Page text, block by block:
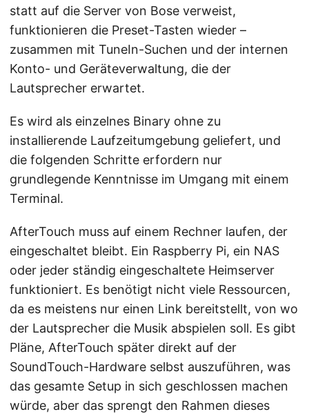
statt auf die Server von Bose verweist,
funktionieren die Preset-Tasten wieder –
zusammen mit TuneIn-Suchen und der internen
Konto- und Geräteverwaltung, die der
Lautsprecher erwartet.
Es wird als einzelnes Binary ohne zu
installierende Laufzeitumgebung geliefert, und
die folgenden Schritte erfordern nur
grundlegende Kenntnisse im Umgang mit einem
Terminal.
AfterTouch muss auf einem Rechner laufen, der
eingeschaltet bleibt. Ein Raspberry Pi, ein NAS
oder jeder ständig eingeschaltete Heimserver
funktioniert. Es benötigt nicht viele Ressourcen,
da es meistens nur einen Link bereitstellt, von wo
der Lautsprecher die Musik abspielen soll. Es gibt
Pläne, AfterTouch später direkt auf der
SoundTouch-Hardware selbst auszuführen, was
das gesamte Setup in sich geschlossen machen
würde, aber das sprengt den Rahmen dieses